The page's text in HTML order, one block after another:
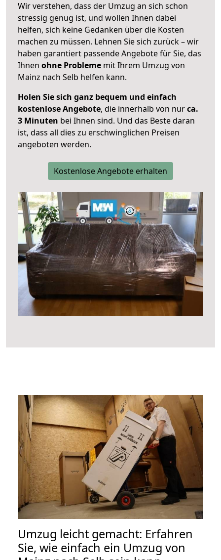
Wir verstehen, dass der Umzug an sich schon
stressig genug ist, und wollen Ihnen dabei
helfen, sich keine Gedanken über die Kosten
machen zu müssen. Lehnen Sie sich zurück – wir
haben garantiert passende Angebote für Sie, das
Ihnen ohne Probleme mit Ihrem Umzug von
Mainz nach Selb helfen kann.
Holen Sie sich ganz bequem und einfach
kostenlose Angebote, die innerhalb von nurca.
3 Minuten bei Ihnen sind. Und das Beste daran
ist, dass all dies zu erschwinglichen Preisen
angeboten werden.
Kostenlose Angebote erhalten
Umzug leicht gemacht: Erfahren
Sie, wie einfach ein Umzug von